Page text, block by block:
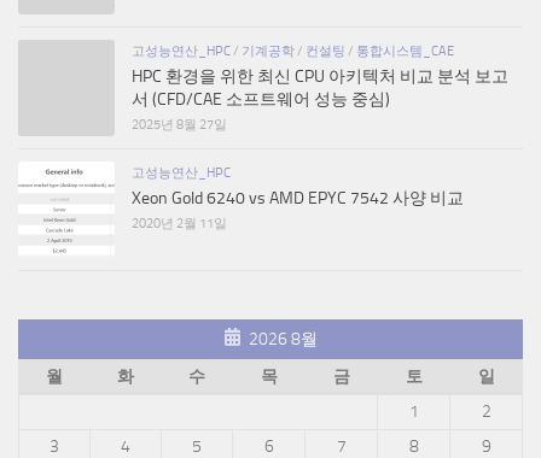
고성능연산_HPC/ 기계공학/ 컨설팅 / 통합시스템_CAE
HPC 환경을 위한 최신 CPU 아키텍처 비교 분석 보고
서 (CFD/CAE 소프트웨어 성능 중심)
2025년 8월 27일
고성능연산_HPC
Xeon Gold 6240 vs AMD EPYC 7542 사양 비교
2020년 2월 11일
2026 8월
월
화 수 목 금 토
일
1
2
3
4 5 6 7 8 9